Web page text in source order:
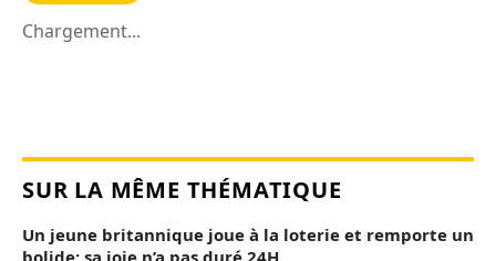
Chargement...
SUR LA MÊME THÉMATIQUE
Un jeune britannique joue à la loterie et remporte un